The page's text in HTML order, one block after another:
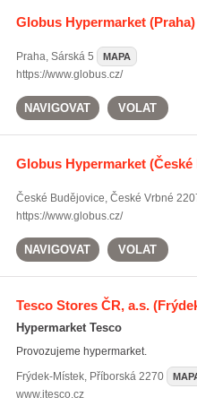
Globus Hypermarket(Praha)
Praha, Sárská 5 MAPA
https://www.globus.cz/
NAVIGOVAT VOLAT
Globus Hypermarket(České
České Budějovice, České Vrbné
https://www.globus.cz/
NAVIGOVAT VOLAT
Tesco Stores ČR, a.s.
Hypermarket Tesco
Provozujeme hypermarket.
Frýdek-Místek, Příborská 2270
www.itesco.cz